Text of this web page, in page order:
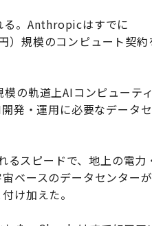
る。Anthropicはすでに
）規模のコンピュート契約
の軌道上AIコンピューティ
発・運用に必要なデータセ
スピードで、地上の電力
ベースのデータセンターが
け加えた。